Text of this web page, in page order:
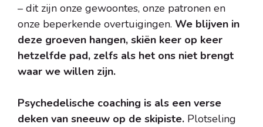
– dit zijn onze gewoontes, onze patronen en
onze beperkende overtuigingen. We blijven in
deze groeven hangen, skiën keer op keer
hetzelfde pad, zelfs als het ons niet brengt
waar we willen zijn.
Psychedelische coaching is als een verse
deken van sneeuw op de skipiste. Plotseling